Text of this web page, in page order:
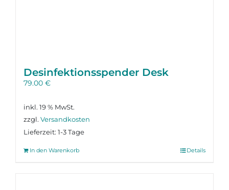
Desinfektions­spender Desk
79.00 €
inkl. 19 % MwSt.
zzgl. Versandkosten
Lieferzeit: 1-3 Tage
In den Warenkorb Details